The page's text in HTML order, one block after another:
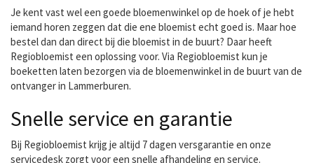
Je kent vast wel een goede bloemenwinkel op de hoek of je hebt
iemand horen zeggen dat die ene bloemist echt goed is. Maar hoe
bestel dan dan direct bij die bloemist in de buurt? Daar heeft
Regiobloemist een oplossing voor. Via Regiobloemist kun je
boeketten laten bezorgen via de bloemenwinkel in de buurt van de
ontvanger in Lammerburen.
Snelle service en garantie
Bij Regiobloemist krijg je altijd 7 dagen versgarantie en onze
servicedesk zorgt voor een snelle afhandeling en service.